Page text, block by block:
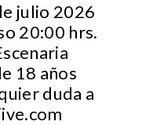
julio 2026
20:00 hrs.
18 años
duda a